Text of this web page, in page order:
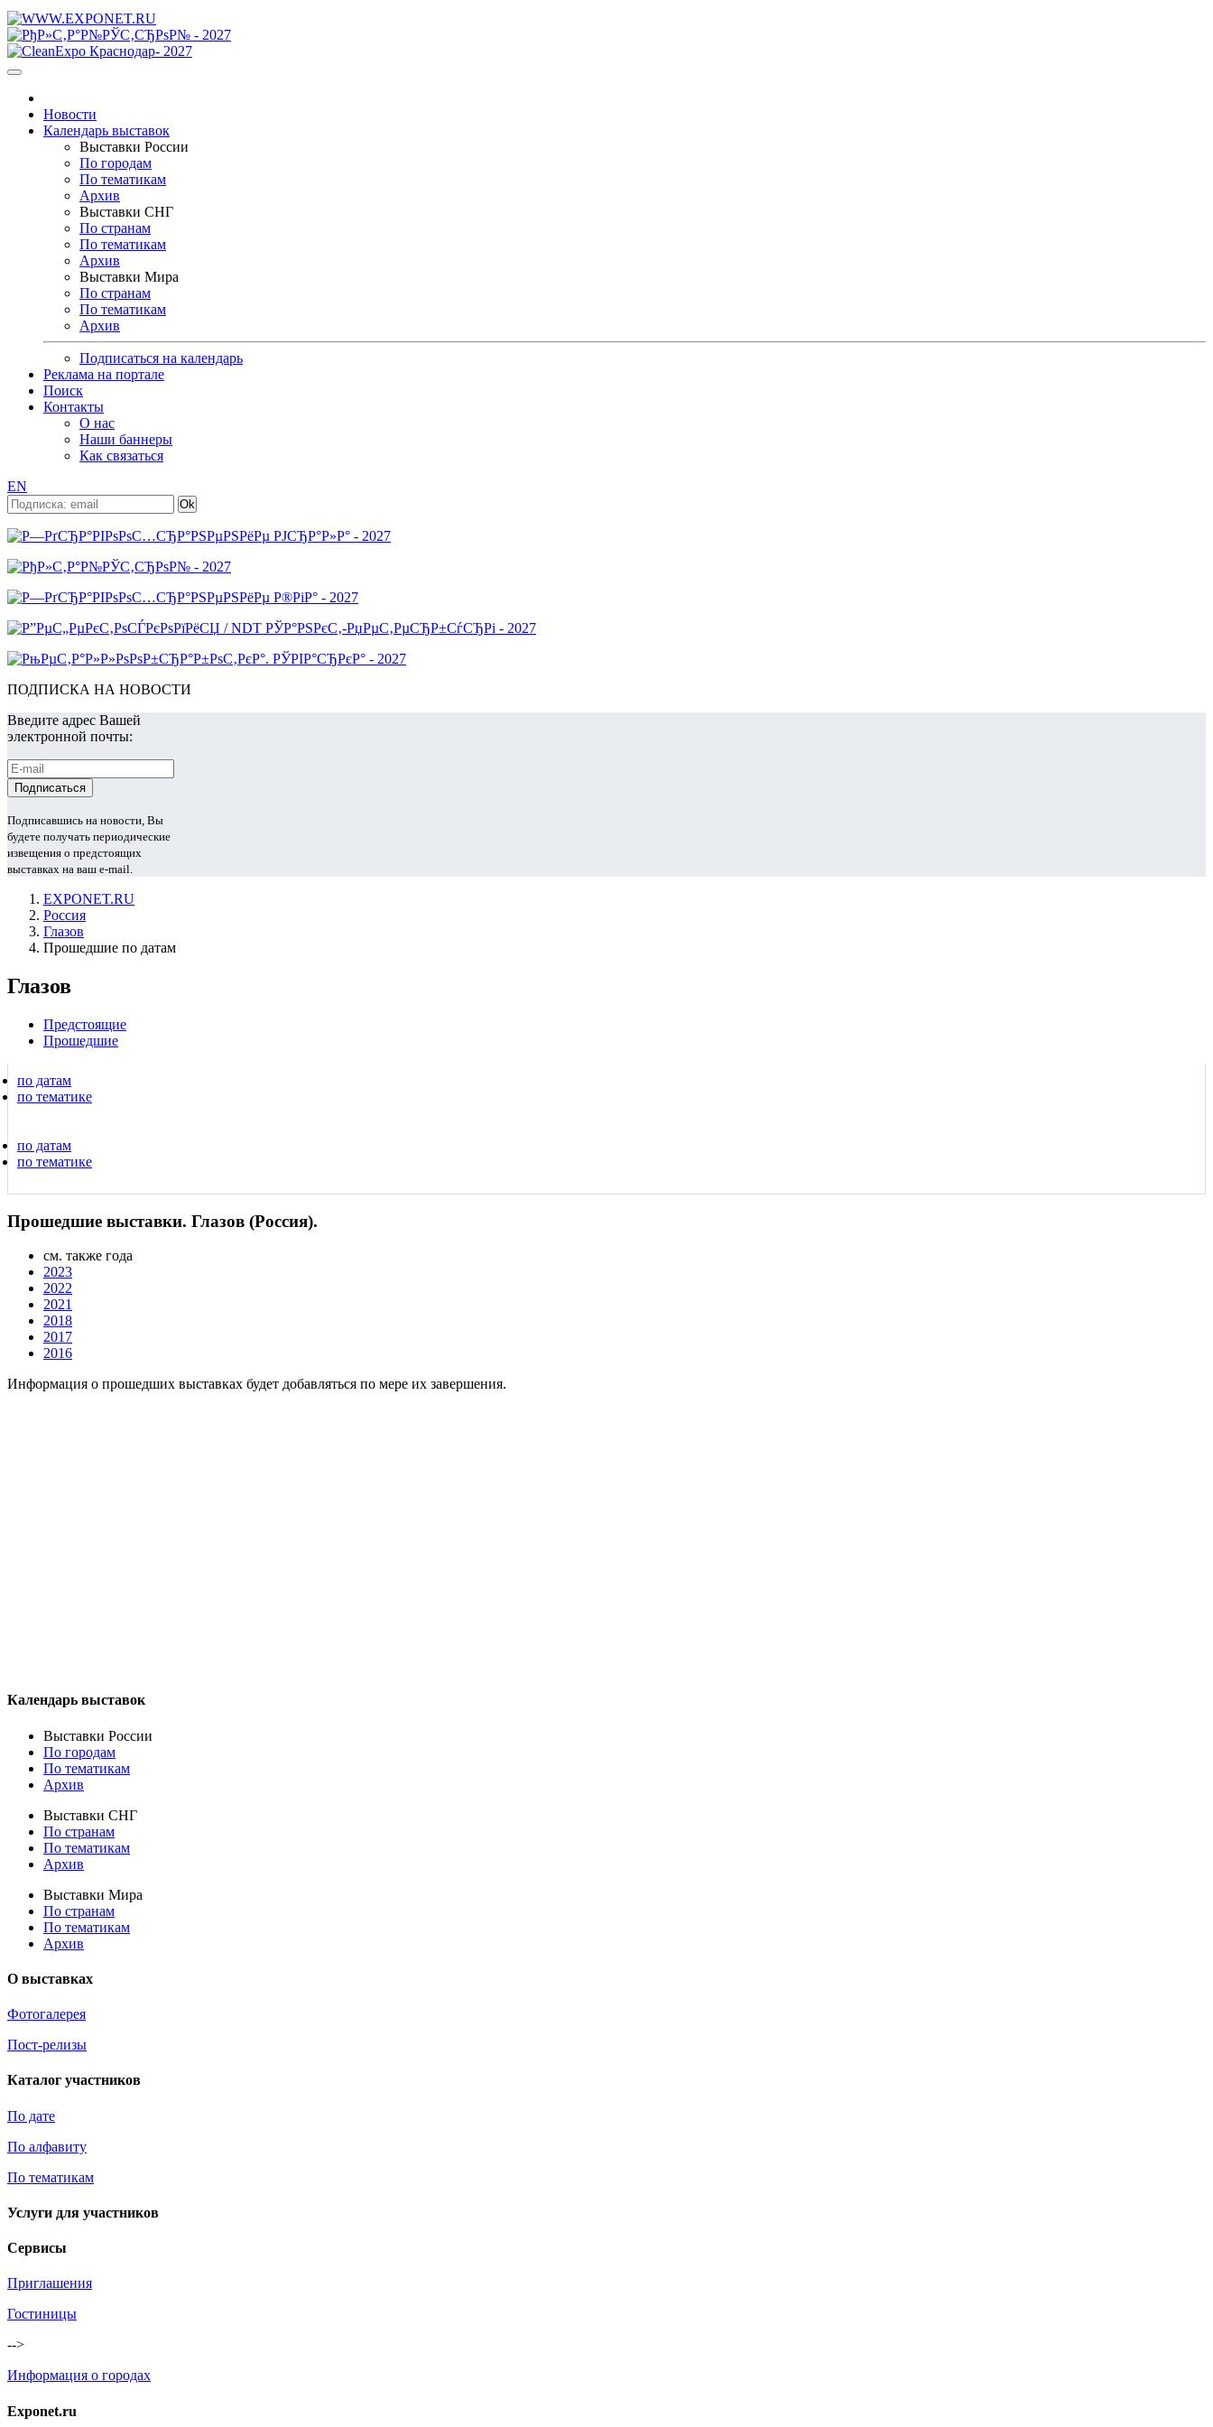
Новости
Календарь выставок
Выставки России
По городам
По тематикам
Архив
Выставки СНГ
По странам
По тематикам
Архив
Выставки Мира
По странам
По тематикам
Архив
Подписаться на календарь
Реклама на портале
Поиск
Контакты
О нас
Наши баннеры
Как связаться
EN
ПОДПИСКА НА НОВОСТИ
Введите адрес Вашей
электронной почты:
Подписавшись на новости, Вы
будете получать периодические
извещения о предстоящих
выставках на ваш e-mail.
EXPONET.RU
Россия
Глазов
Прошедшие по датам
Глазов
Предстоящие
Прошедшие
по датам
по тематике
по датам
по тематике
Прошедшие выставки. Глазов (Россия).
см. также года
2023
2022
2021
2018
2017
2016
Информация о прошедших выставках будет добавляться по мере их завершения.
Календарь выставок
Выставки России
По городам
По тематикам
Архив
Выставки СНГ
По странам
По тематикам
Архив
Выставки Мира
По странам
По тематикам
Архив
О выставках
Фотогалерея
Пост-релизы
Каталог участников
По дате
По алфавиту
По тематикам
Услуги для участников
Сервисы
Приглашения
Гостиницы
-->
Информация о городах
Exponet.ru